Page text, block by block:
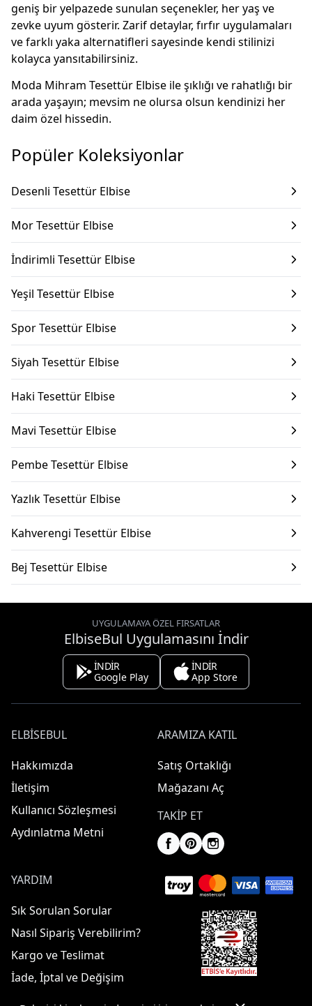
geniş bir yelpazede sunulan seçenekler, her yaş ve
zevke uyum gösterir. Zarif detaylar, fırfır uygulamaları
ve farklı yaka alternatifleri sayesinde kendi stilinizi
kolayca yansıtabilirsiniz.
Moda Mihram Tesettür Elbise ile şıklığı ve rahatlığı bir
arada yaşayın; mevsim ne olursa olsun kendinizi her
daim özel hissedin.
Popüler Koleksiyonlar
Desenli Tesettür Elbise
Mor Tesettür Elbise
İndirimli Tesettür Elbise
Yeşil Tesettür Elbise
Spor Tesettür Elbise
Siyah Tesettür Elbise
Haki Tesettür Elbise
Mavi Tesettür Elbise
Pembe Tesettür Elbise
Yazlık Tesettür Elbise
Kahverengi Tesettür Elbise
Bej Tesettür Elbise
UYGULAMAYA ÖZEL FIRSATLAR
ElbiseBul Uygulamasını İndir
İNDİR
Google Play
İNDİR
App Store
ELBISEBUL
Hakkımızda
İletişim
Kullanıcı Sözleşmesi
Aydınlatma Metni
ARAMIZA KATIL
Satış Ortaklığı
Mağazanı Aç
TAKIP ET
YARDIM
Sık Sorulan Sorular
Nasıl Sipariş Verebilirim?
Kargo ve Teslimat
İade, İptal ve Değişim